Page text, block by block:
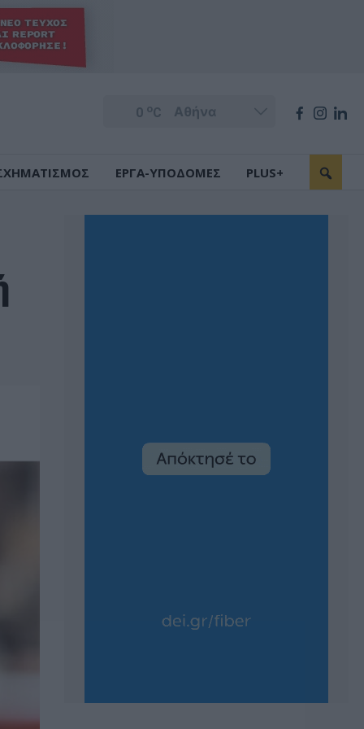
0 oC
ΕΡΓΑ-ΥΠΟΔΟΜΕΣ PLUS+